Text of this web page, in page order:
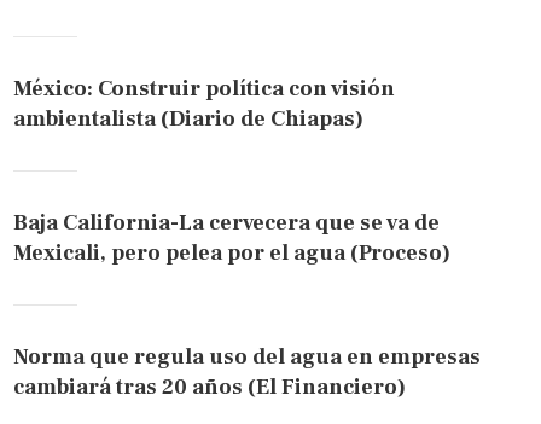
México: Construir política con visión
ambientalista (Diario de Chiapas)
Baja California-La cervecera que se va de
Mexicali, pero pelea por el agua (Proceso)
Norma que regula uso del agua en empresas
cambiará tras 20 años (El Financiero)